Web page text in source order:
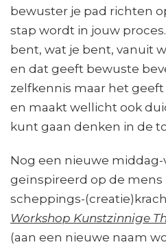
bewuster je pad richten
stap wordt in jouw
bent, wat je bent, vanuit
en dat geeft bewuste
zelfkennis maar het
en maakt wellicht ook
kunt gaan denken in de
Nog een nieuwe
geïnspireerd op de mens
scheppings-
Workshop Kunstzinnige
(aan een nieuwe naam